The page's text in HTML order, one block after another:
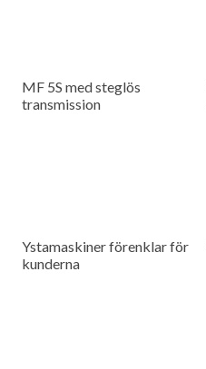
MF 5S med steglös
transmission
Ystamaskiner förenklar för
kunderna